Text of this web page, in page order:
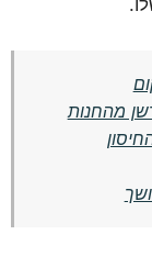
מהחנות